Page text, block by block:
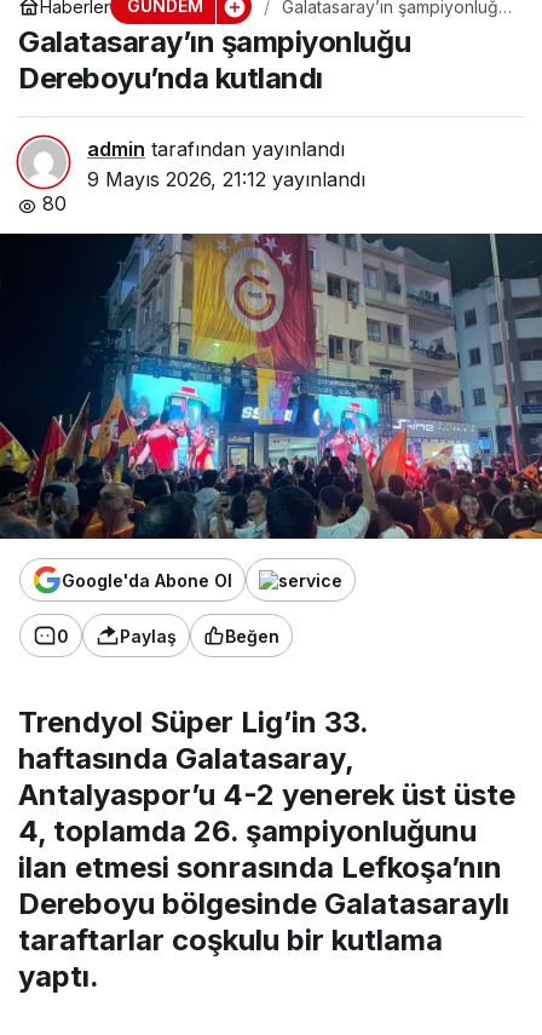
Haberler GÜNDEM
Galatasaray’ın şampiyonluğu
Dereboyu’nda kutlandı
Galatasaray’ın şampiyonluğu
Dereboyu’nda kutlandı
admin tarafından yayınlandı
9 Mayıs 2026, 21:12 yayınlandı
80
Google'da Abone Ol
0 Paylaş Beğen
Trendyol Süper Lig’in 33.
haftasında Galatasaray,
Antalyaspor’u 4-2 yenerek üst üste
4, toplamda 26. şampiyonluğunu
ilan etmesi sonrasında Lefkoşa’nın
Dereboyu bölgesinde Galatasaraylı
taraftarlar coşkulu bir kutlama
yaptı.